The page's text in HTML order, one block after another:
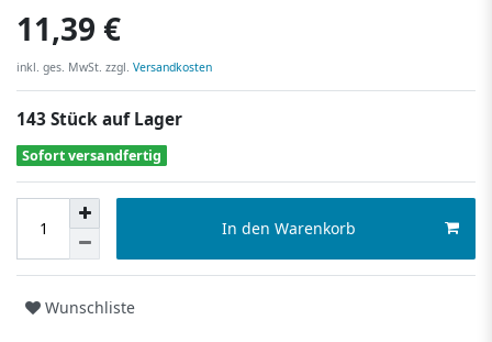
11,39 €
inkl. ges. MwSt. zzgl. Versandkosten
143 Stück auf Lager
Sofort versandfertig
In den Warenkorb
Wunschliste